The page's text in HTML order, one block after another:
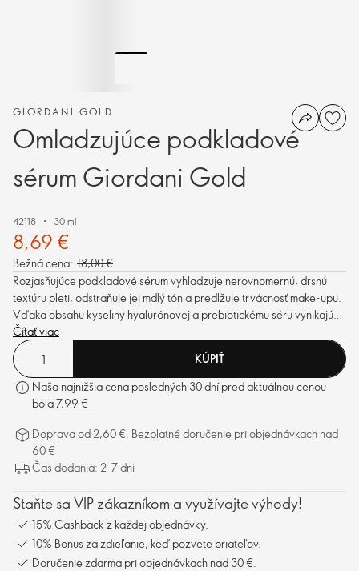
GIORDANI GOLD
Omladzujúce podkladové
sérum Giordani Gold
42118 30 ml
8,69 €
Bežná cena: 18,00 €
Rozjasňujúce podkladové sérum vyhladzuje nerovnomernú, drsnú
textúru pleti, odstraňuje jej mdlý tón a predlžuje trvácnosť make-upu.
Vďaka obsahu kyseliny hyalurónovej a prebiotickému séru vynikajúco
hydratuje pleť a zanechá ju na pohľad žiarivú a mladistvú.
Čítať viac
KÚPIŤ
Naša najnižšia cena posledných 30 dní pred aktuálnou cenou
bola 7,99 €
Doprava od 2,60 €. Bezplatné doručenie pri objednávkach nad
60 €
Čas dodania: 2-7 dní
Staňte sa VIP zákazníkom a využívajte výhody!
15% Cashback z každej objednávky.
10% Bonus za zdieľanie, keď pozvete priateľov.
Doručenie zdarma pri objednávkach nad 30 €.